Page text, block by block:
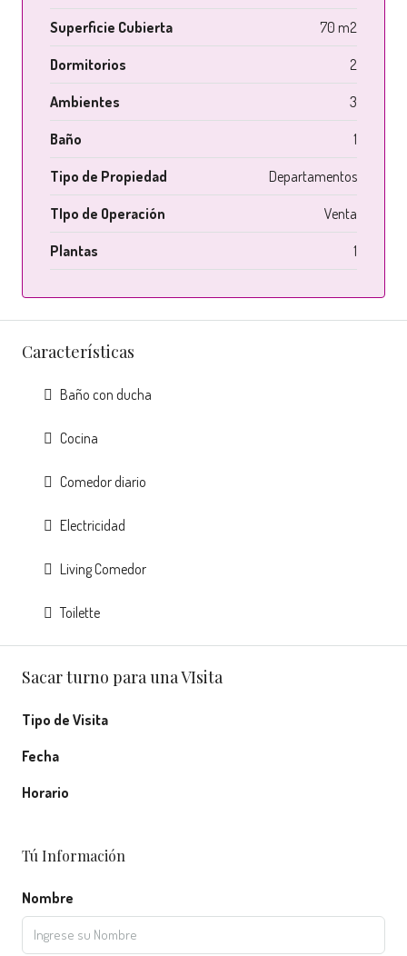
Superficie Cubierta 70 m2
Dormitorios 2
Ambientes 3
Baño 1
Tipo de Propiedad Departamentos
TIpo de Operación Venta
Plantas 1
Características
Baño con ducha
Cocina
Comedor diario
Electricidad
Living Comedor
Toilette
Sacar turno para una VIsita
Tipo de Visita
Fecha
Horario
Tú Información
Nombre